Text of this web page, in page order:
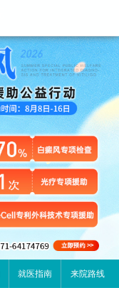
就医指南 来院路线